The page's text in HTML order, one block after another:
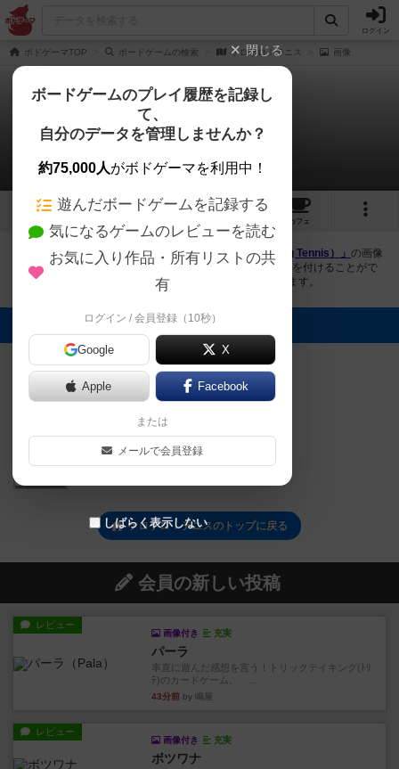
ログイン
ボドゲーマTOP ボードゲームの検索 ケロケロ！テニス 画像
ケロケロ！テニス
1件の画像
1 1
カフェ
ボドゲーマにログインすると、 「ケロケロ！テニス（Frog Tennis）」 の画像
をアップロード出来たり、他のユーザーの投稿画像に評価を付けることがで
きます。また、トップ6の画像は様々なページで表示されます。
トップに表示される画像
ケロケロ！テニスのトップに戻る
会員の新しい投稿
レビュー
画像付き 充実
パーラ
率直に遊んだ感想を言う！トリックテイキング(ﾄﾘ
ﾃ)のカードゲーム。 ...
43分前 by 鳴屋
レビュー
画像付き 充実
ボツワナ
閉じる
ボードゲームのプレイ履歴を記録し
て、
自分のデータを管理しませんか？
約75,000人がボドゲーマを利用中！
遊んだボードゲームを記録する
気になるゲームのレビューを読む
お気に入り作品・所有リストの共
有
ログイン / 会員登録（10秒）
Google X
Apple Facebook
または
メールで会員登録
しばらく表示しない